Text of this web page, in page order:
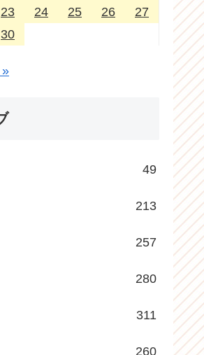
23 24 25 26
27
30
49
213
257
280
311
260